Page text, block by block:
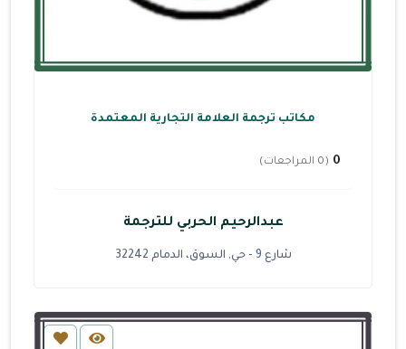
مكاتب ترجمة العلامة التجارية المعتمدة
0 (0 المراجعات)
عبدالرحيم الحربي للترجمة
شارع 9 - حي, السوق، الدمام 32242